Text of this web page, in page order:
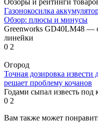
Обзоры и рейтинги
Газонокосилка
Обзор: плюсы и минусы
Greenworks GD40LM48 —
линейки
0 2
Огород
Точная дозировка извести
решает проблему кочанов
Годами сыпал известь под
0 2
Вам также может